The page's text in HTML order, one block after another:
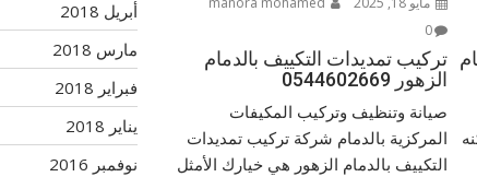
0
تركيب تمديدات التكييف بالدمام
الزهور 0544602669
صيانة وتنظيف وتركيب المكيفات
المركزية بالدمام شركة تركيب تمديدات
التكييف بالدمام الزهور هي خيارك الأمثل
أبريل 2018
مارس 2018
فبراير 2018
يناير 2018
نوفمبر 2016